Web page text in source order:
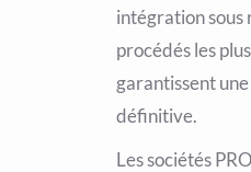
intégration sous
procédés les
garantissent
définitive.
Les sociétés